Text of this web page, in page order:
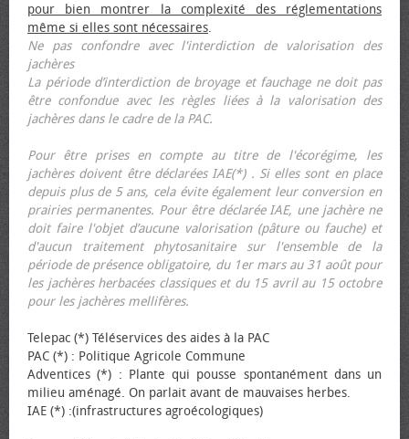
pour bien montrer la complexité des réglementations
même si elles sont nécessaires.
Ne pas confondre avec l'interdiction de valorisation des
jachères
La période d’interdiction de broyage et fauchage ne doit pas
être confondue avec les règles liées à la valorisation des
jachères dans le cadre de la PAC.
Pour être prises en compte au titre de l'écorégime, les
jachères doivent être déclarées IAE(*) . Si elles sont en place
depuis plus de 5 ans, cela évite également leur conversion en
prairies permanentes. Pour être déclarée IAE, une jachère ne
doit faire l'objet d’aucune valorisation (pâture ou fauche) et
d'aucun traitement phytosanitaire sur l'ensemble de la
période de présence obligatoire, du 1er mars au 31 août pour
les jachères herbacées classiques et du 15 avril au 15 octobre
pour les jachères mellifères.
Telepac (*) Téléservices des aides à la PAC
PAC (*) : Politique Agricole Commune
Adventices (*) : Plante qui pousse spontanément dans un
milieu aménagé. On parlait avant de mauvaises herbes.
IAE (*) :(infrastructures agroécologiques)